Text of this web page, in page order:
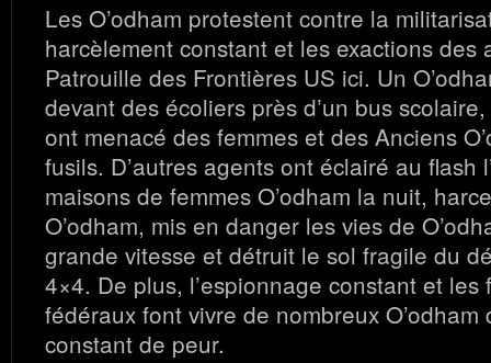
Les O’odham protestent contre la
harcèlement constant et les exactions des
Patrouille des Frontières US ici. Un
devant des écoliers près d’un bus
ont menacé des femmes et des Anciens
fusils. D’autres agents ont éclairé au flash
maisons de femmes O’odham la nuit,
O’odham, mis en danger les vies de
grande vitesse et détruit le sol fragile du
4×4. De plus, l’espionnage constant et
fédéraux font vivre de nombreux O’odham
constant de peur.